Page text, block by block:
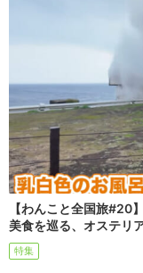
【わんこと全国旅#20
美食を巡る、オステリ
特集